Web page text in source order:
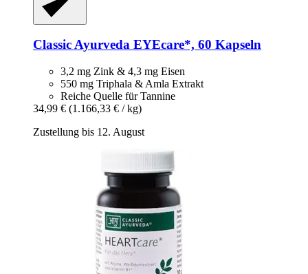
Classic Ayurveda EYEcare*, 60 Kapseln
3,2 mg Zink & 4,3 mg Eisen
550 mg Triphala & Amla Extrakt
Reiche Quelle für Tannine
34,99 € (1.166,33 € / kg)
Zustellung bis 12. August